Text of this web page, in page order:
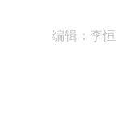
编辑：李恒